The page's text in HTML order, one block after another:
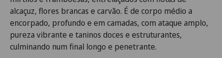
alcaçuz, flores brancas e carvão. É de corpo médio a
encorpado, profundo e em camadas, com ataque amplo,
pureza vibrante e taninos doces e estruturantes,
culminando num final longo e penetrante.